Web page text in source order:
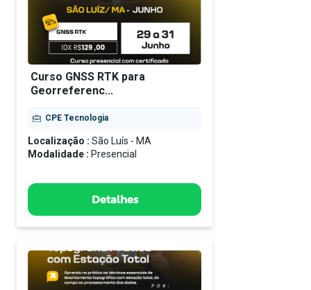
Curso GNSS RTK para
Georreferenc...
CPE Tecnologia
Localização : São Luís - MA
Modalidade : Presencial
Detalhes